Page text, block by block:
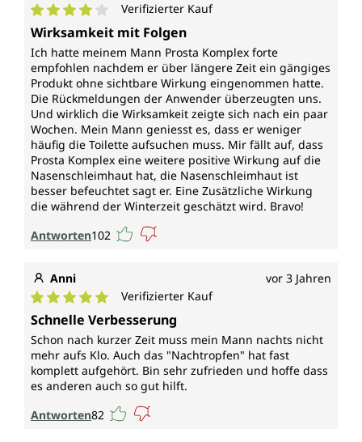
Selen
trägt zur normalen Spermabildung, zu einer
normalen Funktion des Immunsystems, zum Schutz
der Zellen vor oxidativem Stress, zur Erhaltung
normaler Haare und Nägel und zu einer normalen
Schilddrüsenfunktion bei.
* Durch die Europäische Behörde für
Lebensmittelsicherheit zugelassene
gesundheitsbezogene Angaben.
Jedes Braunglas Prosta* Komplex forte von
Unimedica enthält 90 Kapseln. Das entspricht einem
Vegan und ohne folgende Zusatzstoffe
Vegane Kapselhülle aus reiner pflanzlicher Cellulose
(HPMC), frei von Carrageen und PEG
Prosta* Komplex forte von Unimedica ist ohne
Durchschnittliche Bewertung von 4 von 5 Sternen
Verifizierter Kauf
Wirksamkeit mit Folgen
Ich hatte meinem Mann Prosta Komplex forte
empfohlen nachdem er über längere Zeit ein gängiges
Produkt ohne sichtbare Wirkung eingenommen hatte.
Die Rückmeldungen der Anwender überzeugten uns.
Und wirklich die Wirksamkeit zeigte sich nach ein paar
Wochen. Mein Mann geniesst es, dass er weniger
häufig die Toilette aufsuchen muss. Mir fällt auf, dass
Prosta Komplex eine weitere positive Wirkung auf die
Nasenschleimhaut hat, die Nasenschleimhaut ist
besser befeuchtet sagt er. Eine Zusätzliche Wirkung
die während der Winterzeit geschätzt wird. Bravo!
Antworten102
Anni vor 3 Jahren
Durchschnittliche Bewertung von 5 von 5 Sternen
Verifizierter Kauf
Schnelle Verbesserung
Schon nach kurzer Zeit muss mein Mann nachts nicht
mehr aufs Klo. Auch das "Nachtropfen" hat fast
komplett aufgehört. Bin sehr zufrieden und hoffe dass
es anderen auch so gut hilft.
Antworten82